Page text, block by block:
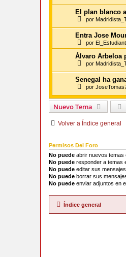
El plan blanco
por
Entra Jose
por
Álvaro Arbeloa
por
Senegal ha
por
Nuevo Tema
Volver a Índice general
Permisos Del Foro
No puede abrir nuevos temas
No puede responder a temas
No puede editar sus
No puede borrar sus
No puede enviar adjuntos en
Índice general